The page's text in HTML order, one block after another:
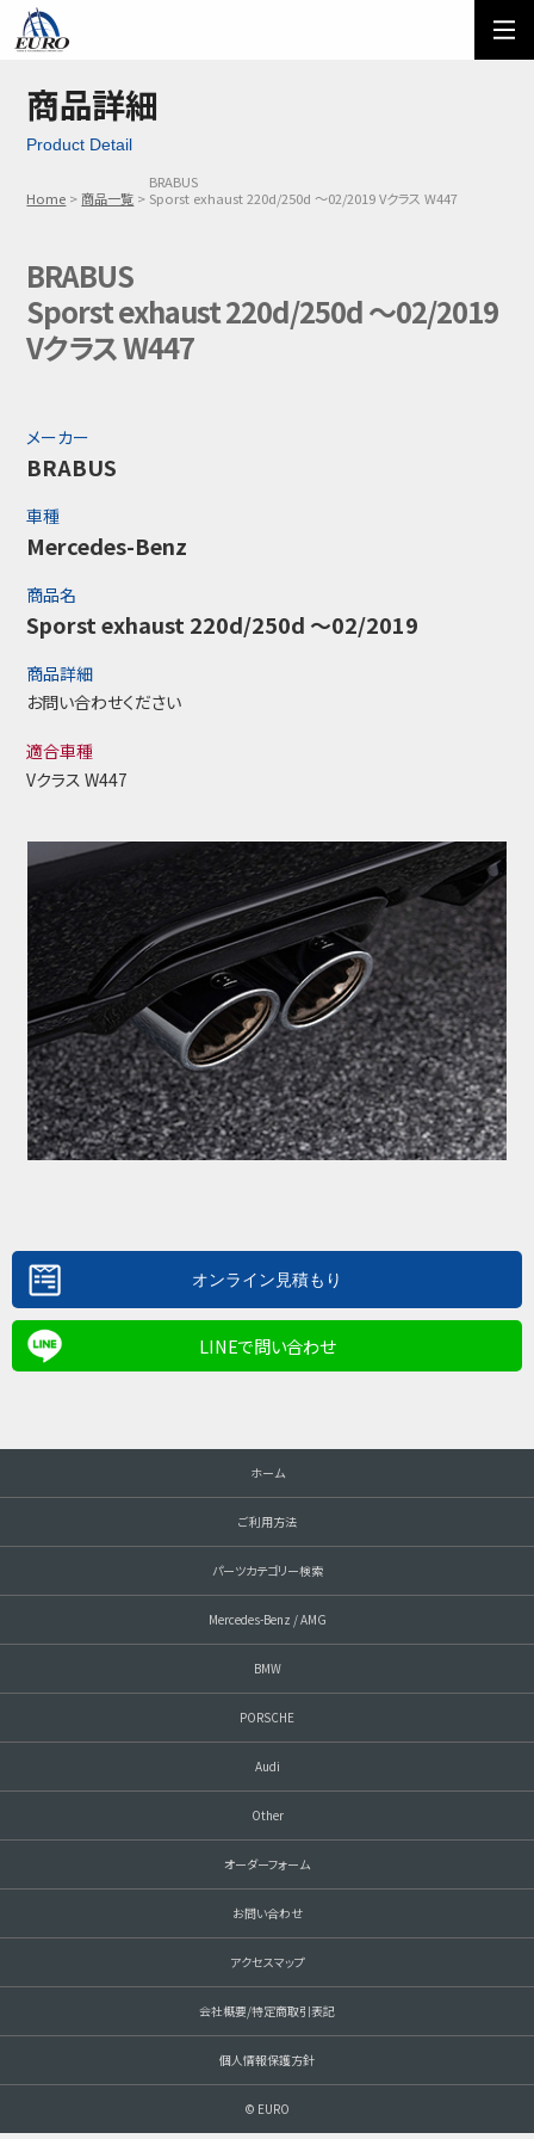
ご利用方法
メール問い合わせ
03-5674-7742
商品詳細
Product Detail
Home 商品一覧
BRABUS
Sporst exhaust 220d/250d ～02/2019 Vクラス W447
BRABUS
Sporst exhaust 220d/250d ～02/2019
Vクラス W447
メーカー
BRABUS
車種
Mercedes-Benz
商品名
Sporst exhaust 220d/250d ～02/2019
商品詳細
お問い合わせください
適合車種
Vクラス W447
LINEで問い合わせ
ホーム
ご利用方法
パーツカテゴリー検索
Mercedes-Benz / AMG
BMW
PORSCHE
Audi
Other
オーダーフォーム
お問い合わせ
アクセスマップ
会社概要/特定商取引表記
個人情報保護方針
© EURO